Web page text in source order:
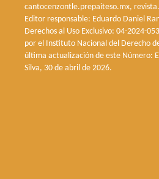
cantocenzontle.prepaiteso.mx,
Editor responsable: Eduardo Daniel
Derechos al Uso Exclusivo: 04-2024-
por el Instituto Nacional del Derecho
última actualización de este Número:
Silva, 30 de abril de 2026.